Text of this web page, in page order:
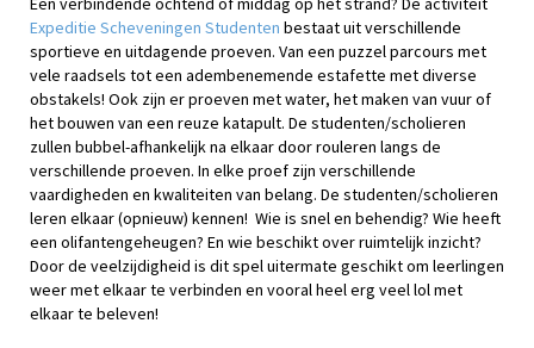
Expeditie Scheveningen Studenten bestaat uit verschillende
sportieve en uitdagende proeven. Van een puzzel parcours met
vele raadsels tot een adembenemende estafette met diverse
obstakels! Ook zijn er proeven met water, het maken van vuur of
het bouwen van een reuze katapult. De studenten/scholieren
zullen bubbel-afhankelijk na elkaar door rouleren langs de
verschillende proeven. In elke proef zijn verschillende
vaardigheden en kwaliteiten van belang. De studenten/scholieren
leren elkaar (opnieuw) kennen! Wie is snel en behendig? Wie heeft
een olifantengeheugen? En wie beschikt over ruimtelijk inzicht?
Door de veelzijdigheid is dit spel uitermate geschikt om leerlingen
weer met elkaar te verbinden en vooral heel erg veel lol met
elkaar te beleven!